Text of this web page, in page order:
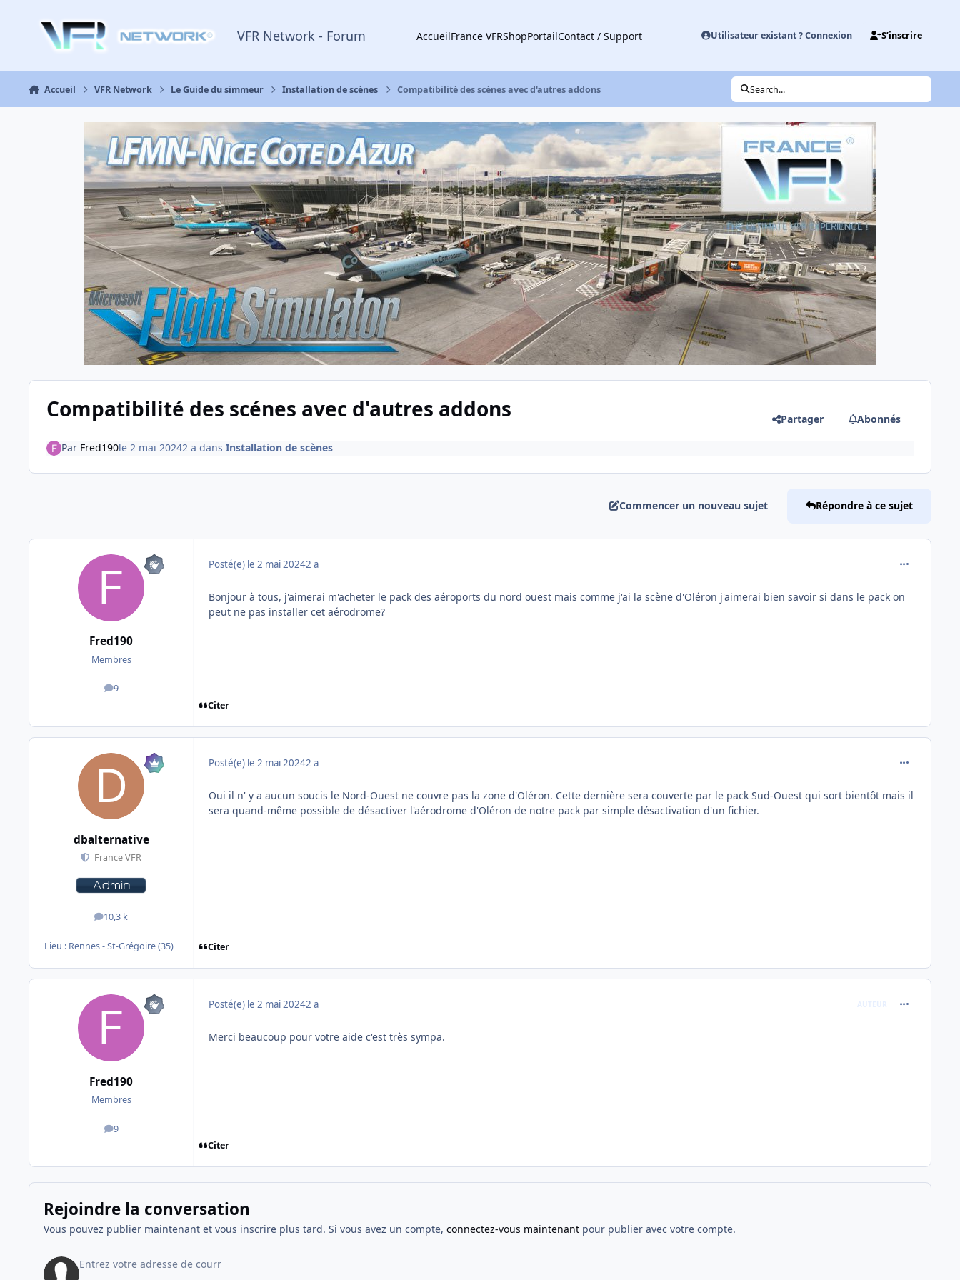
VFR Network - Forum AccueilFrance VFRShopPortailContact / Support Utilisateur existant ? Connexion S’inscrire
Accueil VFR Network Le Guide du simmeur Installation de scènes Compatibilité des scénes avec d'autres addons Search...
Compatibilité des scénes avec d'autres addons Partager Abonnés
Par Fred190le 2 mai 20242 a dans Installation de scènes
Commencer un nouveau sujet Répondre à ce sujet
Fred190
Membres
9
messages
Posté(e) le 2 mai 20242 a
Bonjour à tous, j'aimerai m'acheter le pack des aéroports du nord ouest mais comme j'ai la scène d'Oléron j'aimerai bien savoir si dans le pack on
peut ne pas installer cet aérodrome?
Citer
dbalternative
France VFR
10,3 k
messages
Lieu : Rennes - St-Grégoire (35)
Posté(e) le 2 mai 20242 a
Oui il n' y a aucun soucis le Nord-Ouest ne couvre pas la zone d'Oléron. Cette dernière sera couverte par le pack Sud-Ouest qui sort bientôt mais il
sera quand-même possible de désactiver l'aérodrome d'Oléron de notre pack par simple désactivation d'un fichier.
Citer
Fred190
Membres
9
messages
Posté(e) le 2 mai 20242 a AUTEUR
Merci beaucoup pour votre aide c'est très sympa.
Citer
Rejoindre la conversation
Vous pouvez publier maintenant et vous inscrire plus tard. Si vous avez un compte, connectez-vous maintenantpour publier avec votre compte.